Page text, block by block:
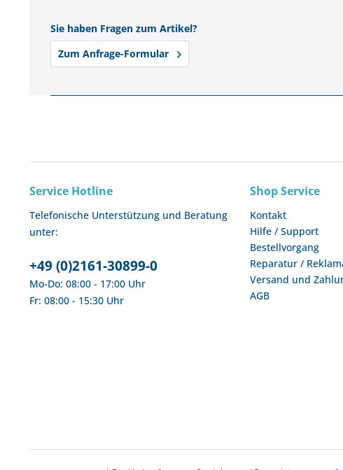
Sie haben Fragen zum Artikel?
Zum Anfrage-Formular
Service Hotline
Telefonische Unterstützung und Beratung
unter:
+49 (0)2161-30899-0
Mo-Do: 08:00 - 17:00 Uhr
Fr: 08:00 - 15:30 Uhr
Shop Service
Kontakt
Hilfe / Support
Bestellvorgang
Reparatur /
Versand und
AGB